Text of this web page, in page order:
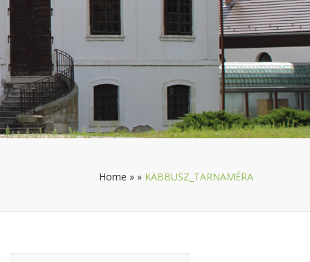
Home » » KABBUSZ_TARNAMÉRA